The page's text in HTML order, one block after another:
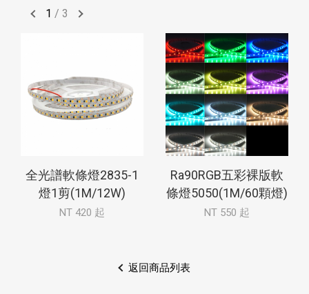
1 / 3
全光譜軟條燈2835-1
燈1剪(1M/12W)
NT 420 起
Ra90RGB五彩裸版軟
條燈5050(1M/60顆燈)
NT 550 起
返回商品列表